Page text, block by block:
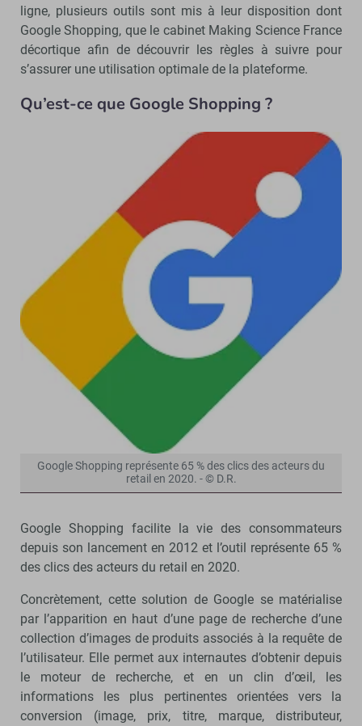
ligne, plusieurs outils sont mis à leur disposition dont
Google Shopping, que le cabinet Making Science France
décortique afin de découvrir les règles à suivre pour
s’assurer une utilisation optimale de la plateforme.
Qu’est-ce que Google Shopping ?
Google Shopping représente 65 % des clics des acteurs du
retail en 2020. - © D.R.
Google Shopping facilite la vie des consommateurs
depuis son lancement en 2012 et l’outil représente 65 %
des clics des acteurs du retail en 2020.
Concrètement, cette solution de Google se matérialise
par l’apparition en haut d’une page de recherche d’une
collection d’images de produits associés à la requête de
l’utilisateur. Elle permet aux internautes d’obtenir depuis
le moteur de recherche, et en un clin d’œil, les
informations les plus pertinentes orientées vers la
conversion (image, prix, titre, marque, distributeur,